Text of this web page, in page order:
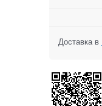
Доставка в